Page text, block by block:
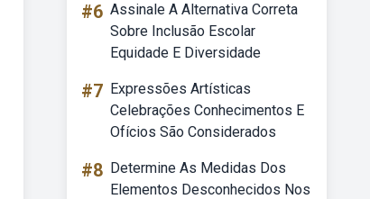
#6 Assinale A Alternativa Correta
Sobre Inclusão Escolar
Equidade E Diversidade
#7 Expressões Artísticas
Celebrações Conhecimentos E
Ofícios São Considerados
#8 Determine As Medidas Dos
Elementos Desconhecidos Nos